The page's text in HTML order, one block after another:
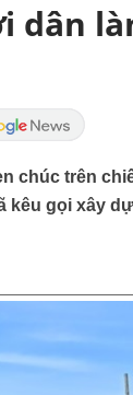
dân
chúc trên
kêu gọi xây